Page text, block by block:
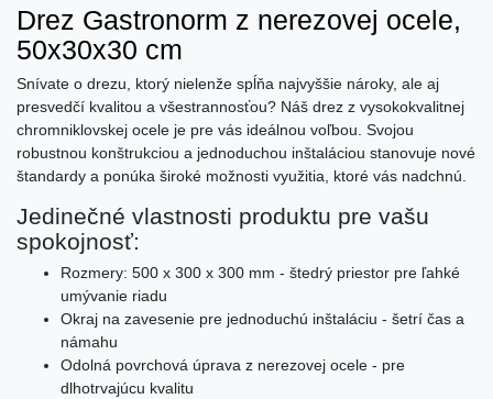
Drez Gastronorm z nerezovej ocele,
50x30x30 cm
Snívate o drezu, ktorý nielenže spĺňa najvyššie nároky, ale aj
presvedčí kvalitou a všestrannosťou? Náš drez z vysokokvalitnej
chromniklovskej ocele je pre vás ideálnou voľbou. Svojou
robustnou konštrukciou a jednoduchou inštaláciou stanovuje nové
štandardy a ponúka široké možnosti využitia, ktoré vás nadchnú.
Jedinečné vlastnosti produktu pre vašu
spokojnosť:
Rozmery: 500 x 300 x 300 mm - štedrý priestor pre ľahké
umývanie riadu
Okraj na zavesenie pre jednoduchú inštaláciu - šetrí čas a
námahu
Odolná povrchová úprava z nerezovej ocele - pre
dlhotrvajúcu kvalitu